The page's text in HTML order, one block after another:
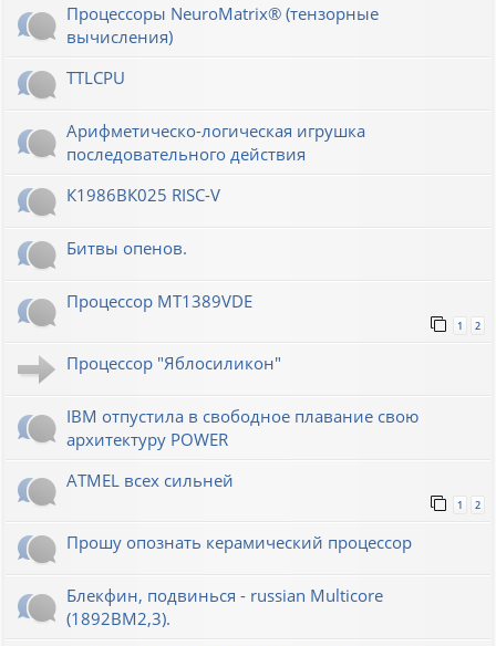
Процессоры NeuroMatrix® (тензорные
вычисления)
TTLCPU
Арифметическо-логическая игрушка
последовательного действия
К1986ВК025 RISC-V
Битвы опенов.
Процессор MT1389VDE
1 2
Процессор "Яблосиликон"
IBM отпустила в свободное плавание свою
архитектуру POWER
ATMEL всех сильней
1 2
Прошу опознать керамический процессор
Блекфин, подвинься - russian Multicore
(1892ВМ2,3).